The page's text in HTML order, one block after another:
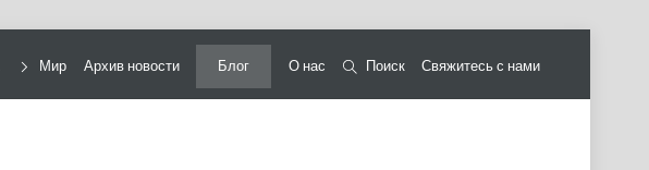
Мир Архив новости Блог О нас Поиск Свяжитесь с нами